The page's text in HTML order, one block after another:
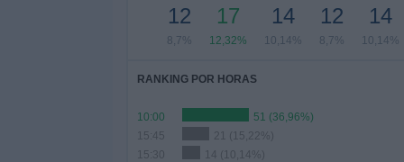
12
8,7%
17
12,32%
14
10,14%
12
8,7%
14
10,14%
RANKING POR HORAS
10:00
51 (36,96%)
15:45
21 (15,22%)
15:30
14 (10,14%)